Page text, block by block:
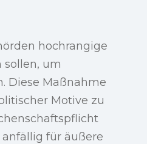
hochrangige
um
Diese Maßnahme
Motive zu
für äußere